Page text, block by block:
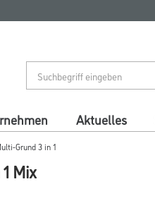
Aktuelles
Grund 3 in 1
Mix